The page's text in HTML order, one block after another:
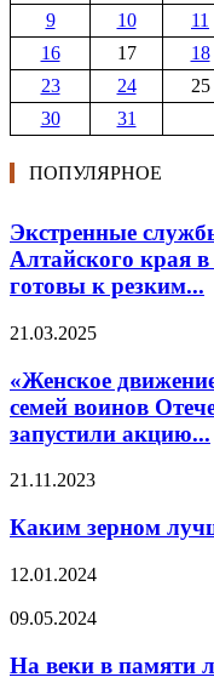
9
10 11
16
17 18
23
24 25
30
31
ПОПУЛЯРНОЕ
Экстренные
Алтайского края
готовы к резким...
21.03.2025
«Женское
семей воинов
запустили акцию...
21.11.2023
Каким зерном
12.01.2024
09.05.2024
На веки в памяти